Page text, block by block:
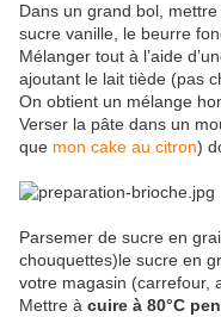
Dans un grand bol,
sucre vanille, le beurre
Mélanger tout à l’aide
ajoutant le lait tiède (pas
On obtient un mélange
Verser la pâte dans un
que mon cake au citron)
Parsemer de sucre en
chouquettes)le sucre en
votre magasin (carrefour,
Mettre à cuire à 80°C